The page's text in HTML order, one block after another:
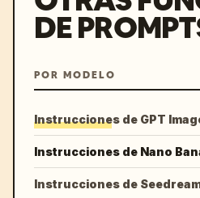
DE
POR MODELO
Instrucciones de GPT
Instrucciones de Nano
Instrucciones de